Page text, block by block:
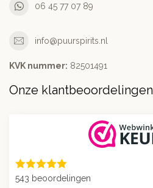
06 45 77 07 89
info@puurspirits.nl
KVK nummer: 82501491
Onze klantbeoordelingen
543 beoordelingen